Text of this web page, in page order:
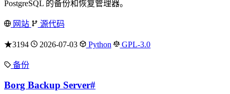
PostgreSQL 的备份和恢复管理器。
网站 源代码
★3194 2026-07-03 Python GPL-3.0
备份
Borg Backup Server#